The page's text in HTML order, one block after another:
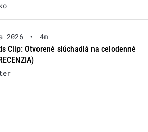
2026 •
4m
Clip: Otvorené slúchadlá na celodenné